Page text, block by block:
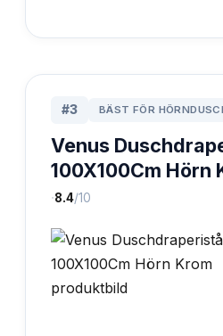
#3 BÄST FÖR
Venus
100X100Cm Hörn
·8.4/10